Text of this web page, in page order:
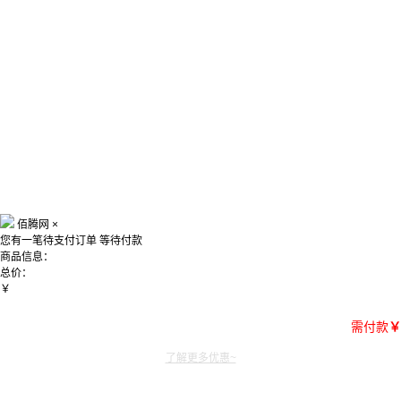
佰腾网 ×
您有一笔待支付订单 等待付款
商品信息：
总价：
￥
需付款￥
了解更多优惠~